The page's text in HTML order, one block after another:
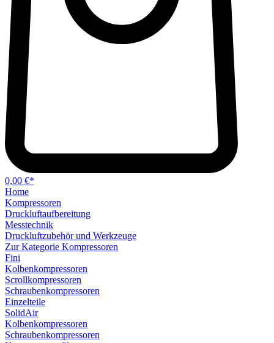
0,00 €*
Home
Kompressoren
Druckluftaufbereitung
Messtechnik
Druckluftzubehör und Werkzeuge
Zur Kategorie Kompressoren
Fini
Kolbenkompressoren
Scrollkompressoren
Schraubenkompressoren
Einzelteile
SolidAir
Kolbenkompressoren
Schraubenkompressoren